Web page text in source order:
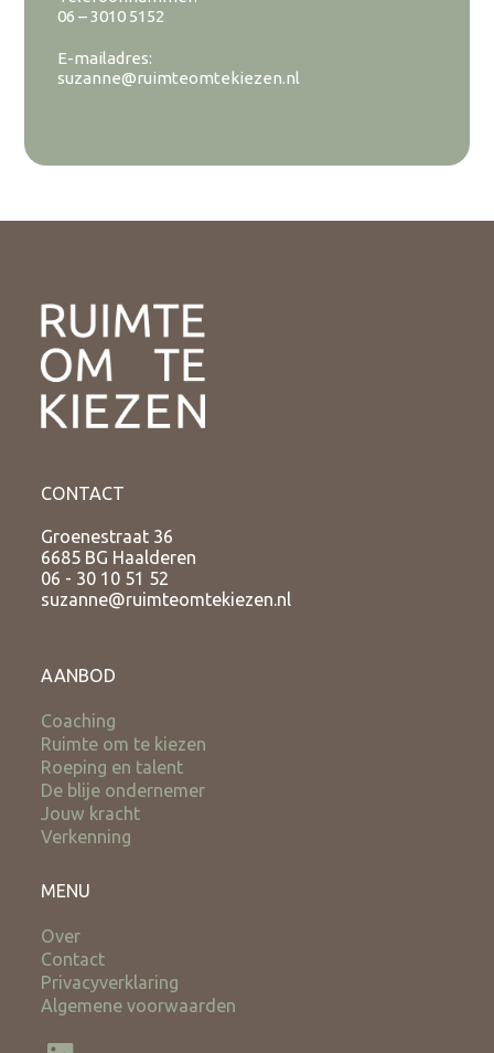
06 – 3010 5152
E-mailadres:
suzanne@ruimteomtekiezen.nl
CONTACT
Groenestraat 36
6685 BG Haalderen
06 - 30 10 51 52
suzanne@ruimteomtekiezen.nl
AANBOD
Coaching
Ruimte om te kiezen
Roeping en talent
De blije ondernemer
Jouw kracht
Verkenning
MENU
Over
Contact
Privacyverklaring
Algemene voorwaarden